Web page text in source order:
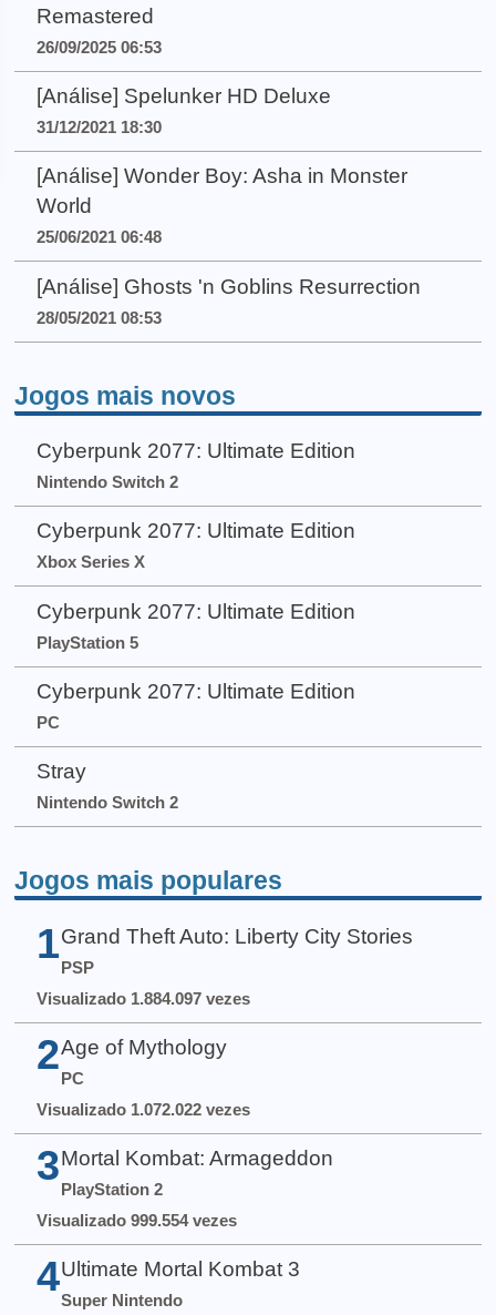
Remastered
26/09/2025 06:53
[Análise] Spelunker HD Deluxe
31/12/2021 18:30
[Análise] Wonder Boy: Asha in Monster
World
25/06/2021 06:48
[Análise] Ghosts 'n Goblins Resurrection
28/05/2021 08:53
Jogos mais novos
Cyberpunk 2077: Ultimate Edition
Nintendo Switch 2
Cyberpunk 2077: Ultimate Edition
Xbox Series X
Cyberpunk 2077: Ultimate Edition
PlayStation 5
Cyberpunk 2077: Ultimate Edition
PC
Stray
Nintendo Switch 2
Jogos mais populares
1 Grand Theft Auto: Liberty City Stories
PSP
Visualizado 1.884.097 vezes
2 Age of Mythology
PC
Visualizado 1.072.022 vezes
3 Mortal Kombat: Armageddon
PlayStation 2
Visualizado 999.554 vezes
4 Ultimate Mortal Kombat 3
Super Nintendo